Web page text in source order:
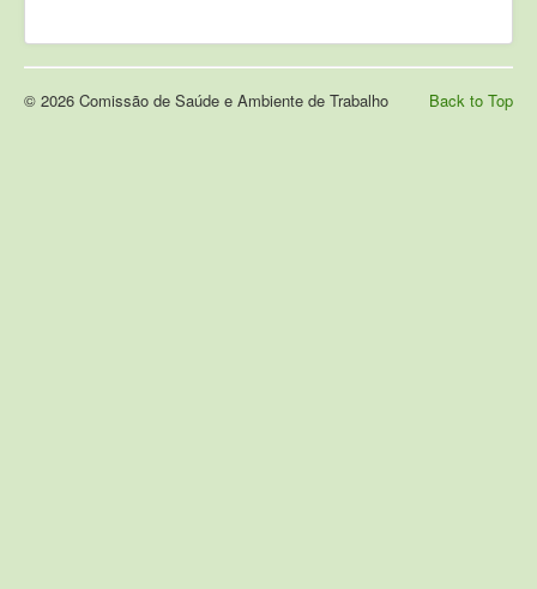
Back to Top
© 2026 Comissão de Saúde e Ambiente de Trabalho